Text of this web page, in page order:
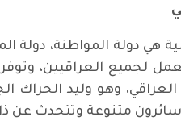
هي دولة المواطنة،
لجميع العراقيين،
وهو وليد الحراك
متنوعة وتتحدث عن